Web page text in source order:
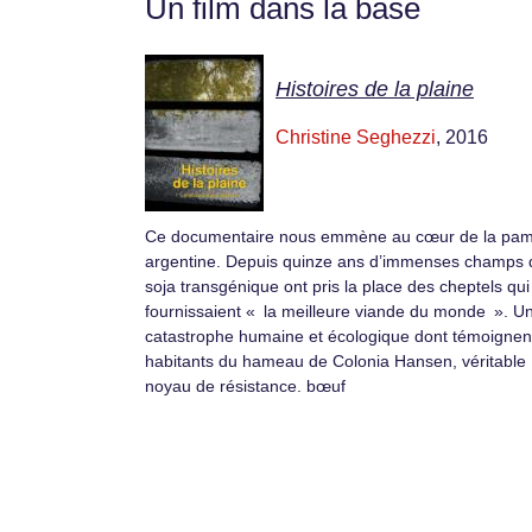
Un film dans la base
Histoires de la plaine
Christine Seghezzi, 2016
Ce documentaire nous emmène au cœur de la
argentine. Depuis quinze ans d’immenses champs
soja transgénique ont pris la place des cheptels qui
fournissaient « la meilleure viande du monde ».
catastrophe humaine et écologique dont
habitants du hameau de Colonia Hansen, véritable
noyau de résistance. bœuf